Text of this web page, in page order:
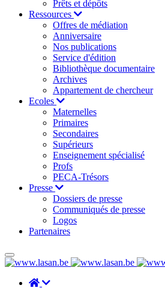
Prêts et dépôts
Ressources
Offres de médiation
Anniversaire
Nos publications
Service d'édition
Bibliothèque documentaire
Archives
Appartement de chercheur
Ecoles
Maternelles
Primaires
Secondaires
Supérieurs
Enseignement spécialisé
Profs
PECA-Trésors
Presse
Dossiers de presse
Communiqués de presse
Logos
Partenaires